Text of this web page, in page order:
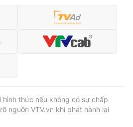
hình thức nếu không có sự chấp
nguồn VTV.vn khi phát hành lại